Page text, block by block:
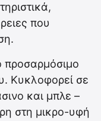
που
προσαρμόσιμο
Κυκλοφορεί σε
και μπλε –
στη μικρο-υφή